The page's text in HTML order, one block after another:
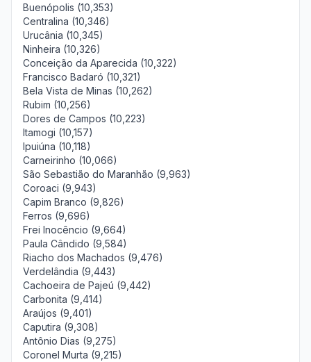
Buenópolis (10,353)
Centralina (10,346)
Urucânia (10,345)
Ninheira (10,326)
Conceição da Aparecida (10,322)
Francisco Badaró (10,321)
Bela Vista de Minas (10,262)
Rubim (10,256)
Dores de Campos (10,223)
Itamogi (10,157)
Ipuiúna (10,118)
Carneirinho (10,066)
São Sebastião do Maranhão (9,963)
Coroaci (9,943)
Capim Branco (9,826)
Ferros (9,696)
Frei Inocêncio (9,664)
Paula Cândido (9,584)
Riacho dos Machados (9,476)
Verdelândia (9,443)
Cachoeira de Pajeú (9,442)
Carbonita (9,414)
Araújos (9,401)
Caputira (9,308)
Antônio Dias (9,275)
Coronel Murta (9,215)